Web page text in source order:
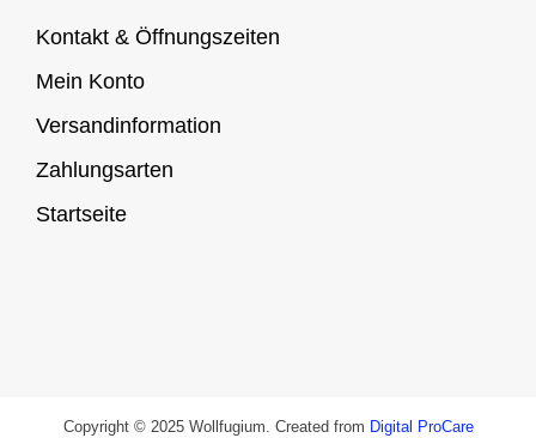
Kontakt & Öffnungszeiten
Mein Konto
Versandinformation
Zahlungsarten
Startseite
Copyright © 2025 Wollfugium. Created from Digital ProCare